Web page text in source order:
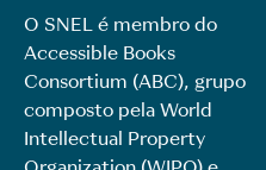
O SNEL é membro do
Accessible Books
Consortium (ABC), grupo
composto pela World
Intellectual Property